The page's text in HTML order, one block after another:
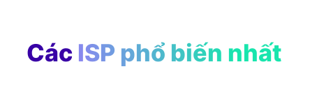
Các ISP phổ biến nhất